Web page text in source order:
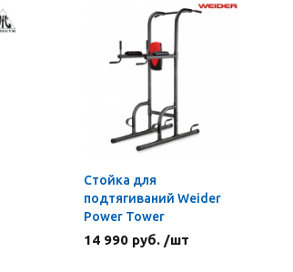
Стойка для
подтягиваний Weider
Power Tower
14 990 руб. /шт